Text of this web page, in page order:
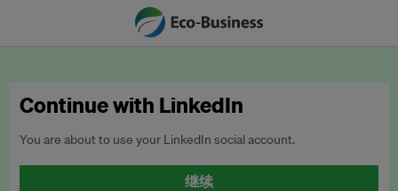
Continue with LinkedIn
You are about to use your LinkedIn social account.
继续